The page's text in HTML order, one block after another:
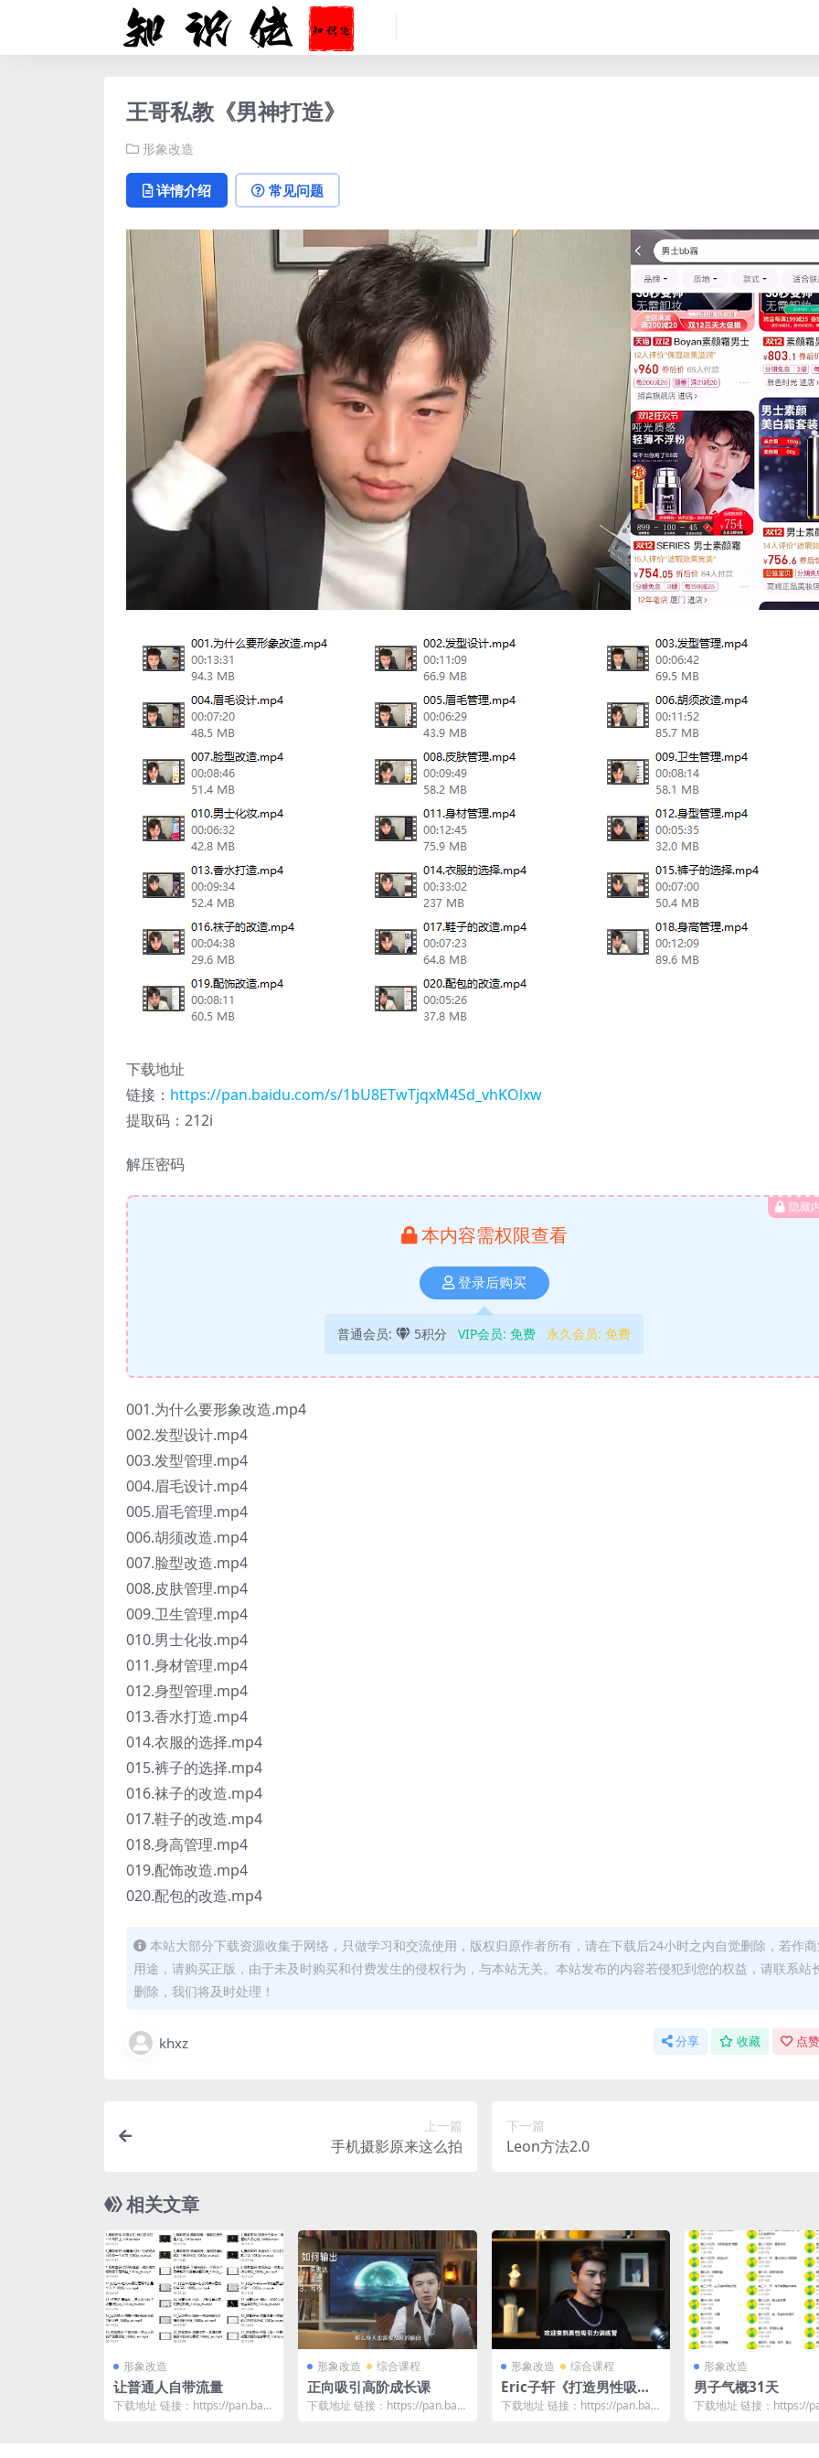
王哥私教《男神打造》
形象改造
详情介绍 常见问题
下载地址
链接： https://pan.baidu.com/s/1bU8ETwTjqxM4Sd_vhKOlxw
提取码：212i
解压密码
隐藏
本内容需权限查看
登录后购买
普通会员: 5积分 VIP会员: 免费 永久会员: 免费
001.为什么要形象改造.mp4
002.发型设计.mp4
003.发型管理.mp4
004.眉毛设计.mp4
005.眉毛管理.mp4
006.胡须改造.mp4
007.脸型改造.mp4
008.皮肤管理.mp4
009.卫生管理.mp4
010.男士化妆.mp4
011.身材管理.mp4
012.身型管理.mp4
013.香水打造.mp4
014.衣服的选择.mp4
015.裤子的选择.mp4
016.袜子的改造.mp4
017.鞋子的改造.mp4
018.身高管理.mp4
019.配饰改造.mp4
020.配包的改造.mp4
本站大部分下载资源收集于网络，只做学习和交流使用，版权归原作者所有，请在下载后24小时之内自觉删除，若作
用途，请购买正版，由于未及时购买和付费发生的侵权行为，与本站无关。本站发布的内容若侵犯到您的权益，请联系站
删除，我们将及时处理！
khxz 分享 收藏 点
上一篇
手机摄影原来这么拍
下一篇
Leon方法2.0
相关文章
形象改造
让普通人自带流量
下载地址 链接：https://pan.baid
形象改造 综合课程
正向吸引高阶成长课
下载地址 链接：https://pan.baid
形象改造 综合课程
Eric子轩《打造男性吸引
力训练营2.0》
下载地址 链接：https://pan.baid
形象改造
男子气概31天
下载地址 链接：https://